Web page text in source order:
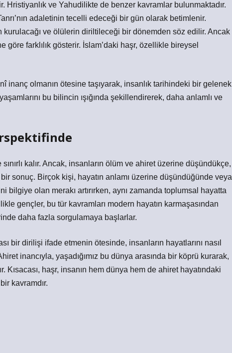
Hristiyanlık ve Yahudilikte de benzer kavramlar bulunmaktadır.
adaletinin tecelli edeceği bir gün olarak betimlenir.
kurulacağı ve ölülerin diriltileceği bir dönemden söz edilir. Ancak
göre farklılık gösterir. İslam’daki haşr, özellikle bireysel
inanç olmanın ötesine taşıyarak, insanlık tarihindeki bir gelenek
bu bilincin ışığında şekillendirerek, daha anlamlı ve
kalır. Ancak, insanların ölüm ve ahiret üzerine düşündükçe,
sonuç. Birçok kişi, hayatın anlamı üzerine düşündüğünde veya
bilgiye olan merakı artırırken, aynı zamanda toplumsal hayatta
gençler, bu tür kavramları modern hayatın karmaşasından
daha fazla sorgulamaya başlarlar.
bir dirilişi ifade etmenin ötesinde, insanların hayatlarını nasıl
inancıyla, yaşadığımız bu dünya arasında bir köprü kurarak,
Kısacası, haşr, insanın hem dünya hem de ahiret hayatındaki
kavramdır.